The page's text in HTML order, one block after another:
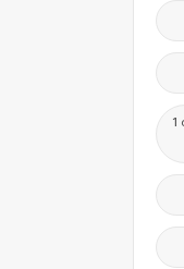
اختبارات الكترونيه 1